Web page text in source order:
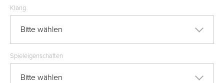
Klang
Bitte wählen
Spieleigenschaften
Bitte wählen